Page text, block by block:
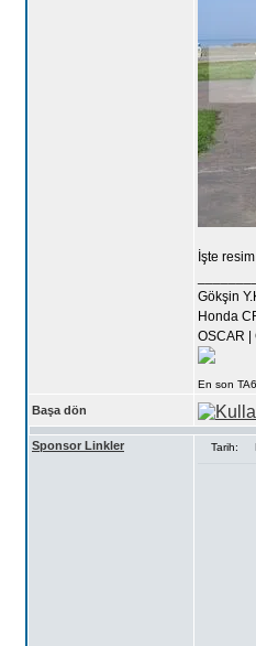
İşte
Gökşin
Honda
OSCAR |
En son
Başa dön
Sponsor Linkler Tarih: